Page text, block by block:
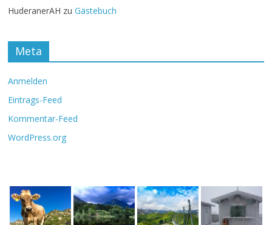
HuderanerAH zuGästebuch
Meta
Anmelden
Eintrags-Feed
Kommentar-Feed
WordPress.org